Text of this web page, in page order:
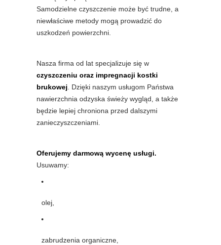
Samodzielne czyszczenie może być trudne, a
niewłaściwe metody mogą prowadzić do
uszkodzeń powierzchni.
Nasza firma od lat specjalizuje się w
czyszczeniu oraz impregnacji kostki
brukowej. Dzięki naszym usługom Państwa
nawierzchnia odzyska świeży wygląd, a także
będzie lepiej chroniona przed dalszymi
zanieczyszczeniami.
Oferujemy darmową wycenę usługi.
Usuwamy:
olej,
zabrudzenia organiczne,